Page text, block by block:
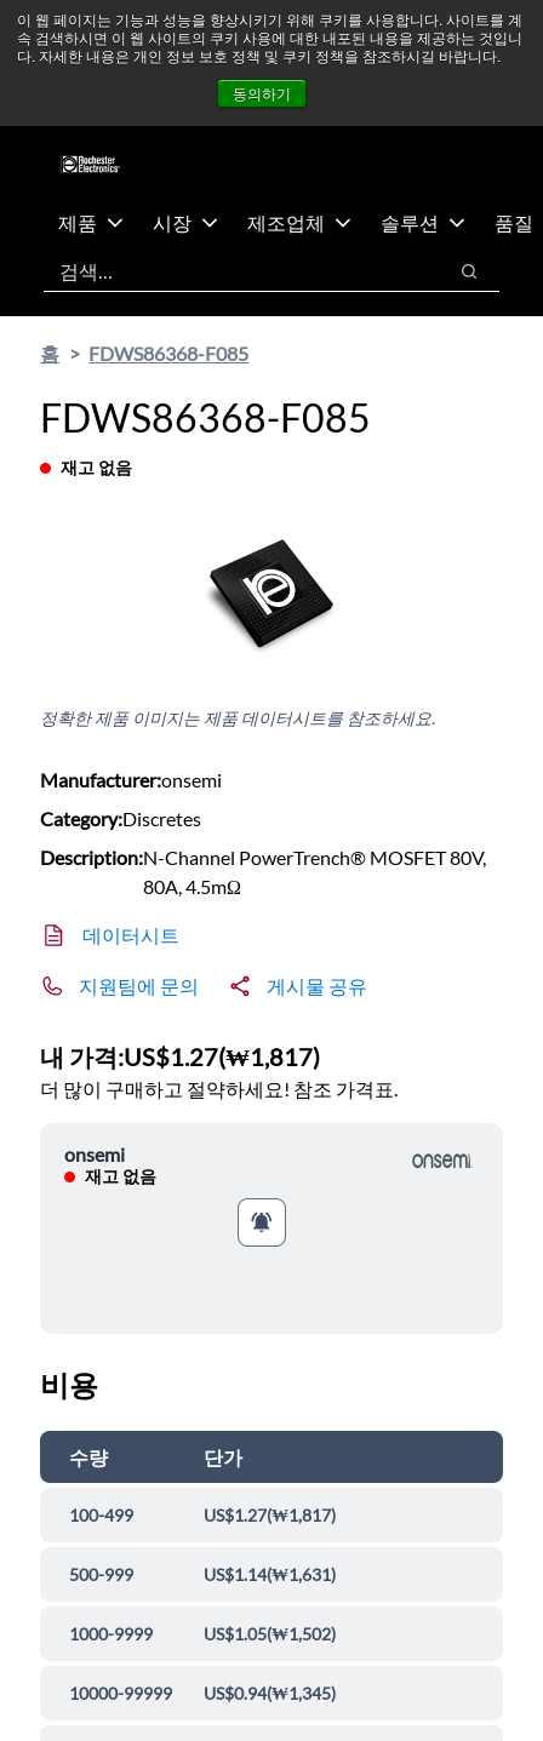
이 웹 페이지는 기능과 성능을 향상시키기 위해 쿠키를 사용합니다. 사이트를 계
속 검색하시면 이 웹 사이트의 쿠키 사용에 대한 내포된 내용을 제공하는 것입니
다. 자세한 내용은 개인 정보 보호 정책 및 쿠키 정책을 참조하시길 바랍니다.
동의하기
츠
건
중동 지역 상황을 지속적으로 주시하고 있으며, 모든 서비스는
정상적으로 운영되고 있습니다. 더 읽어보기 →
뉴스
문의하기
제품 시장 제조업체 솔루션
품질
검색
검색
홈 FDWS86368-F085
FDWS86368-F085
재고 없음
정확한 제품 이미지는 제품 데이터시트를 참조하세요.
Manufacturer:onsemi
Category:Discretes
Description:N-Channel PowerTrench® MOSFET 80V,
80A, 4.5mΩ
데이터시트
지원팀에 문의 게시물 공유
내 가격:US$1.27(₩1,817)
더 많이 구매하고 절약하세요! 참조 가격표.
onsemi
재고 없음
비용
수량 단가
100-499 US$1.27(₩1,817)
500-999 US$1.14(₩1,631)
1000-9999 US$1.05(₩1,502)
10000-99999 US$0.94(₩1,345)